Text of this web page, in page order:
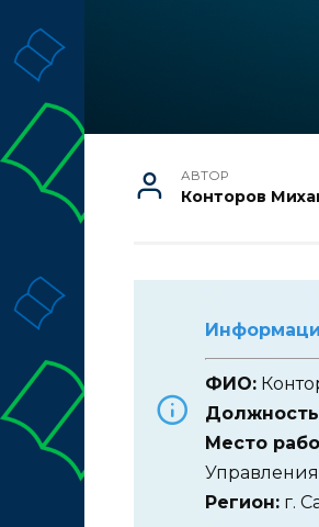
АВТОР
Конторов
ФИО:
Место
Регион: г.